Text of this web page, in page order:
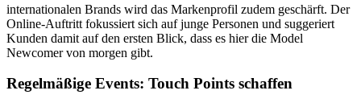
internationalen Brands wird das Markenprofil zudem geschärft. Der
Online-Auftritt fokussiert sich auf junge Personen und suggeriert
Kunden damit auf den ersten Blick, dass es hier die Model
Newcomer von morgen gibt.
Regelmäßige Events: Touch Points schaffen